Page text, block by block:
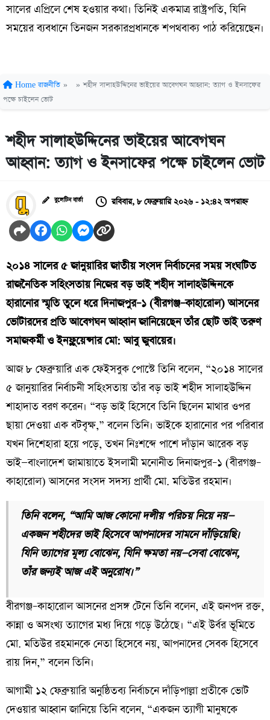
সালের এপ্রিলে শেষ হওয়ার কথা। তিনিই একমাত্র রাষ্ট্রপতি, যিনি
সময়ের ব্যবধানে তিনজন সরকারপ্রধানকে শপথবাক্য পাঠ করিয়েছেন।
Home রাজনীতি » » শহীদ সালাহউদ্দিনের ভাইয়ের আবেগঘন আহ্বান: ত্যাগ ও ইনসাফের
পক্ষে চাইলেন ভোট
শহীদ সালাহউদ্দিনের ভাইয়ের আবেগঘন
আহ্বান: ত্যাগ ও ইনসাফের পক্ষে চাইলেন ভোট
বুলেটিন বার্তা রবিবার, ৮ ফেব্রুয়ারি ২০২৬ - ১২:৪২ অপরাহ্ন
২০১৪ সালের ৫ জানুয়ারির জাতীয় সংসদ নির্বাচনের সময় সংঘটিত
রাজনৈতিক সহিংসতায় নিজের বড় ভাই শহীদ সালাহউদ্দিনকে
হারানোর স্মৃতি তুলে ধরে দিনাজপুর–১ (বীরগঞ্জ–কাহারোল) আসনের
ভোটারদের প্রতি আবেগঘন আহ্বান জানিয়েছেন তাঁর ছোট ভাই তরুণ
সমাজকর্মী ও ইনফ্লুয়েন্সার মো: আবু জুবায়ের।
আজ ৮ ফেব্রুয়ারি এক ফেইসবুক পোস্টে তিনি বলেন, “২০১৪ সালের
৫ জানুয়ারির নির্বাচনী সহিংসতায় তাঁর বড় ভাই শহীদ সালাহউদ্দিন
শাহাদাত বরণ করেন। “বড় ভাই হিসেবে তিনি ছিলেন মাথার ওপর
ছায়া দেওয়া এক বটবৃক্ষ,” বলেন তিনি। ভাইকে হারানোর পর পরিবার
যখন দিশেহারা হয়ে পড়ে, তখন নিঃশব্দে পাশে দাঁড়ান আরেক বড়
ভাই—বাংলাদেশ জামায়াতে ইসলামী মনোনীত দিনাজপুর–১ (বীরগঞ্জ–
কাহারোল) আসনের সংসদ সদস্য প্রার্থী মো. মতিউর রহমান।
তিনি বলেন, “আমি আজ কোনো দলীয় পরিচয় নিয়ে নয়—
একজন শহীদের ভাই হিসেবে আপনাদের সামনে দাঁড়িয়েছি।
যিনি ত্যাগের মূল্য বোঝেন, যিনি ক্ষমতা নয়—সেবা বোঝেন,
তাঁর জন্যই আজ এই অনুরোধ।”
বীরগঞ্জ–কাহারোল আসনের প্রসঙ্গ টেনে তিনি বলেন, এই জনপদ রক্ত,
কান্না ও অসংখ্য ত্যাগের মধ্য দিয়ে গড়ে উঠেছে। “এই উর্বর ভূমিতে
মো. মতিউর রহমানকে নেতা হিসেবে নয়, আপনাদের সেবক হিসেবে
রায় দিন,” বলেন তিনি।
আগামী ১২ ফেব্রুয়ারি অনুষ্ঠিতব্য নির্বাচনে দাঁড়িপাল্লা প্রতীকে ভোট
দেওয়ার আহ্বান জানিয়ে তিনি বলেন, “একজন ত্যাগী মানুষকে